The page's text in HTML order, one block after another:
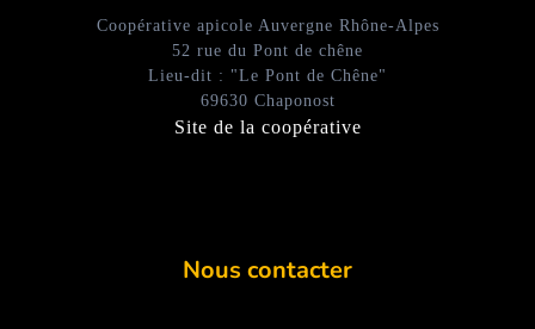
Coopérative apicole Auvergne Rhône-Alpes
52 rue du Pont de chêne
Lieu-dit : "Le Pont de Chêne"
69630 Chaponost
Site de la coopérative
Nous contacter